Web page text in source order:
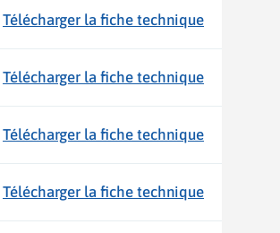
Télécharger la fiche technique
Télécharger la fiche technique
Télécharger la fiche technique
Télécharger la fiche technique